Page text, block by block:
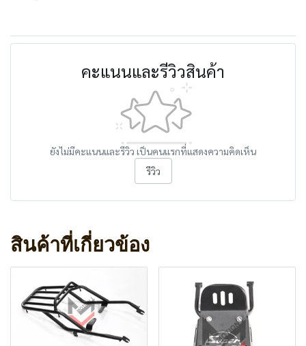
คะแนนและรีวิวสินค้า
ยังไม่มีคะแนนและรีวิว เป็นคนแรกที่แสดงความคิดเห็น
รีวิว
สินค้าที่เกี่ยวข้อง